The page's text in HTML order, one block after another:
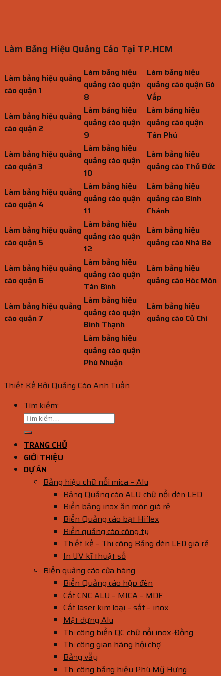
Làm Bảng Hiệu Quảng Cáo Tại TP.HCM
Làm bảng hiệu quảng
cáo quận 1
Làm bảng hiệu
quảng cáo quận
8
Làm bảng hiệu
quảng cáo quận Gò
Vấp
Làm bảng hiệu quảng
cáo quận 2
Làm bảng hiệu
quảng cáo quận
9
Làm bảng hiệu
quảng cáo quận
Tân Phú
Làm bảng hiệu quảng
cáo quận 3
Làm bảng hiệu
quảng cáo quận
10
Làm bảng hiệu
quảng cáo Thủ Đức
Làm bảng hiệu quảng
cáo quận 4
Làm bảng hiệu
quảng cáo quận
11
Làm bảng hiệu
quảng cáo Bình
Chánh
Làm bảng hiệu quảng
cáo quận 5
Làm bảng hiệu
quảng cáo quận
12
Làm bảng hiệu
quảng cáo Nhà Bè
Làm bảng hiệu quảng
cáo quận 6
Làm bảng hiệu
quảng cáo quận
Tân Bình
Làm bảng hiệu
quảng cáo Hóc Môn
Làm bảng hiệu quảng
cáo quận 7
Làm bảng hiệu
quảng cáo quận
Bình Thạnh
Làm bảng hiệu
quảng cáo Củ Chi
Làm bảng hiệu
quảng cáo quận
Phú Nhuận
Thiết Kế Bởi Quảng Cáo Anh Tuấn
Tìm kiếm:
TRANG CHỦ
GIỚI THIỆU
DỰ ÁN
Bảng hiệu chữ nổi mica – Alu
Bảng Quảng cáo ALU chữ nổi đèn LED
Biển bảng inox ăn mòn giá rẻ
Biển Quảng cáo bạt Hiflex
Biển quảng cáo công ty
Thiết kế – Thi công Bảng đèn LED giá rẻ
In UV kĩ thuật số
Biển quảng cáo cửa hàng
Biển Quảng cáo hộp đèn
Cắt CNC ALU – MICA – MDF
Cắt laser kim loại – sắt – inox
Mặt dựng Alu
Thi công biển QC chữ nổi inox-Đồng
Thi công gian hàng hội chợ
Bảng vẫy
Thi công bảng hiệu Phú Mỹ Hưng